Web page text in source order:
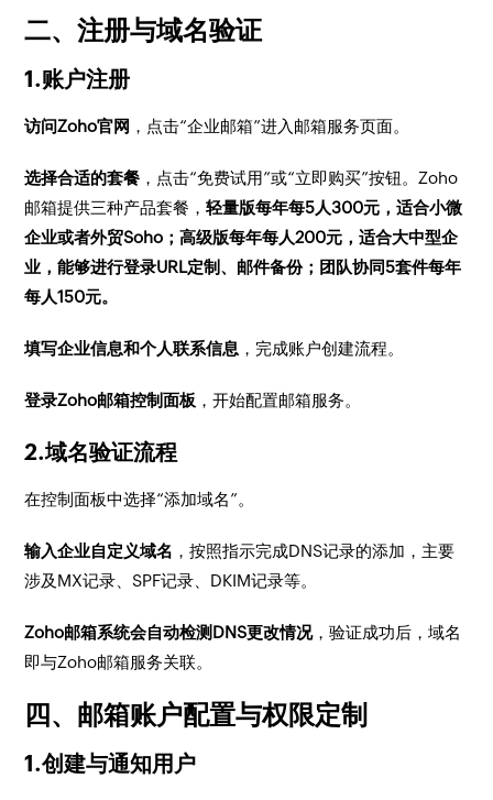
二、注册与域名验证
1.账户注册
访问Zoho官网 ，点击“企业邮箱”进入邮箱服务页面。
选择合适的套餐 ，点击“免费试用”或“立即购买”按钮。Zoho
邮箱提供三种产品套餐，轻量版每年每5人300元，适合小微
企业或者外贸Soho；高级版每年每人200元，适合大中型企
业，能够进行登录URL定制、邮件备份；团队协同5套件每年
每人150元。
填写企业信息和个人联系信息 ，完成账户创建流程。
登录Zoho邮箱控制面板 ，开始配置邮箱服务。
2.域名验证流程
在控制面板中选择“添加域名”。
输入企业自定义域名 ，按照指示完成DNS记录的添加，主要
涉及MX记录、SPF记录、DKIM记录等。
Zoho邮箱系统会自动检测DNS更改情况，验证成功后，域名
即与Zoho邮箱服务关联。
四、邮箱账户配置与权限定制
1.创建与通知用户